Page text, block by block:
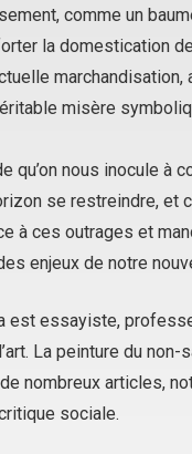
comme un
la domestication
misère
qu’on nous inocule
se restreindre,
à ces outrages et
enjeux de notre
est essayiste,
La peinture du non-
nombreux articles,
sociale.